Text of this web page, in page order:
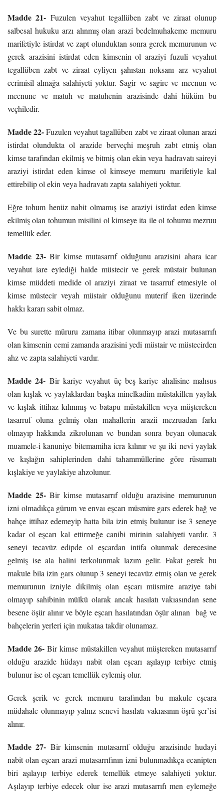
Madde 21- Fuzulen veyahut tegallüben zabt ve ziraat olunup
salbesal hukuku arzı alınmış olan arazi bedelmuhakeme memuru
marifetiyle istirdat ve zapt olunduktan sonra gerek memurunun ve
gerek arazisini istirdat eden kimsenin ol araziyi fuzuli veyahut
tegallüben zabt ve ziraat eyliyen şahıstan noksanı arz veyahut
ecrimisil almağa salahiyeti yoktur. Sagir ve sagire ve mecnun ve
mecnune ve matuh ve matuhenin arazisinde dahi hüküm bu
veçhiledir.
Madde 22-Fuzulen veyahut tagallüben zabt ve ziraat olunan arazi
istirdat olundukta ol arazide berveçhi meşruh zabt etmiş olan
kimse tarafından ekilmiş ve bitmiş olan ekin veya hadravatı saireyi
araziyi istirdat eden kimse ol kimseye memuru marifetiyle kal
ettirebilip ol ekin veya hadravatı zapta salahiyeti yoktur.
Eğre tohum henüz nabit olmamış ise araziyi istirdat eden kimse
ekilmiş olan tohumun misilini ol kimseye ita ile ol tohumu mezruu
temellük eder.
Madde 23-Bir kimse mutasarrıf olduğunu arazisini ahara icar
veyahut iare eylediği halde müstecir ve gerek müstair bulunan
kimse müddeti medide ol araziyi ziraat ve tasarruf etmesiyle ol
kimse müstecir veyah müstair olduğunu muterif iken üzerinde
hakkı kararı sabit olmaz.
Ve bu surette müruru zamana itibar olunmayıp arazi mutasarrıfı
olan kimsenin cemi zamanda arazisini yedi müstair ve müstecirden
ahz ve zapta salahiyeti vardır.
Madde 24- Bir kariye veyahut üç beş kariye ahalisine mahsus
olan kışlak ve yaylaklardan başka minelkadim müstakillen yaylak
ve kışlak ittihaz kılınmış ve batapu müstakillen veya müştereken
tasarruf oluna gelmiş olan mahallerin arazii mezruadan farkı
olmayıp hakkında zikrolunan ve bundan sonra beyan olunacak
muamele-i kanuniye bitemamiha icra kılınır ve şu iki nevi yaylak
ve kışlağın sahiplerinden dahi tahammüllerine göre rüsumatı
kışlakiye ve yaylakiye ahzolunur.
Madde 25-Bir kimse mutasarrıf olduğu arazisine memurunun
izni olmadıkça gürum ve envaı eşcarı müsmire gars ederek bağ ve
bahçe ittihaz edemeyip hatta bila izin etmiş bulunur ise 3 seneye
kadar ol eşcarı kal ettirmeğe canibi mirinin salahiyeti vardır. 3
seneyi tecavüz edipde ol eşcardan intifa olunmak derecesine
gelmiş ise ala halini terkolunmak lazım gelir. Fakat gerek bu
makule bila izin gars olunup 3 seneyi tecavüz etmiş olan ve gerek
memurunun izniyle dikilmiş olan eşcarı müsmire araziye tabi
olmayıp sahibinin mülkü olarak ancak hasılatı vakıasından sene
besene öşür alınır ve böyle eşcarı hasılatından öşür alınan bağ ve
bahçelerin yerleri için mukataa takdir olunamaz.
Madde 26- Bir kimse müstakillen veyahut müştereken mutasarrıf
olduğu arazide hüdayı nabit olan eşcarı aşılayıp terbiye etmiş
bulunur ise ol eşcarı temellük eylemiş olur.
Gerek şerik ve gerek memuru tarafından bu makule eşcara
müdahale olunmayıp yalnız senevi hasılatı vakıasının öşrü şer’isi
alınır.
Madde 27- Bir kimsenin mutasarrıf olduğu arazisinde hudayi
nabit olan eşcarı arazi mutasarrıfının izni bulunmadıkça ecanipten
biri aşılayıp terbiye ederek temellük etmeye salahiyeti yoktur.
Aşılayıp terbiye edecek olur ise arazi mutasarrıfı men eylemeğe